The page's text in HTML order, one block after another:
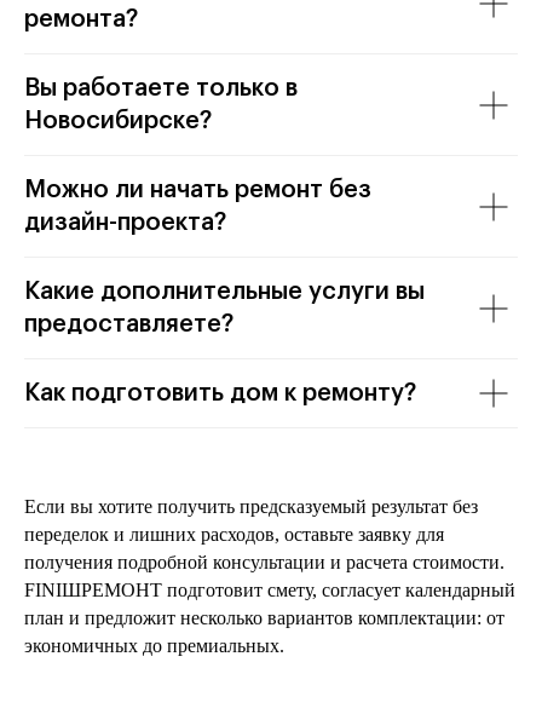
ремонта?
Вы работаете только в
Новосибирске?
Можно ли начать ремонт без
дизайн-проекта?
Какие дополнительные услуги вы
предоставляете?
Как подготовить дом к ремонту?
Если вы хотите получить предсказуемый результат без
переделок и лишних расходов, оставьте заявку для
получения подробной консультации и расчета стоимости.
FINIШРЕМОНТ подготовит смету, согласует календарный
план и предложит несколько вариантов комплектации: от
экономичных до премиальных.